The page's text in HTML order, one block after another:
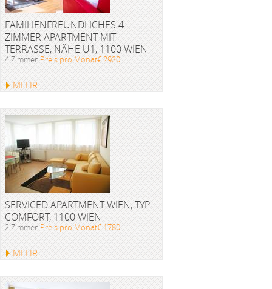
FAMILIENFREUNDLICHES 4
ZIMMER APARTMENT MIT
TERRASSE, NÄHE U1, 1100 WIEN
4 Zimmer Preis pro Monat€ 2920
MEHR
SERVICED APARTMENT WIEN, TYP
COMFORT, 1100 WIEN
2 Zimmer Preis pro Monat€ 1780
MEHR